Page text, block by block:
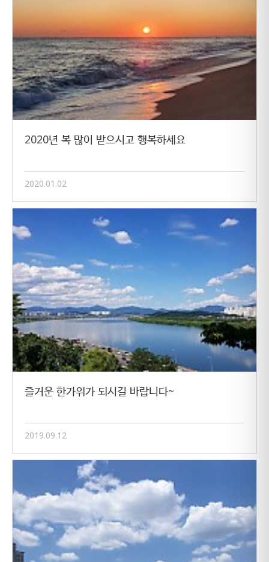
2020년 복 많이 받으시고 행복하세요
2020.01.02
즐거운 한가위가 되시길 바랍니다~
2019.09.12